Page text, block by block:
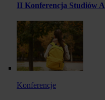
II Konferencja Studiów
Konferencje